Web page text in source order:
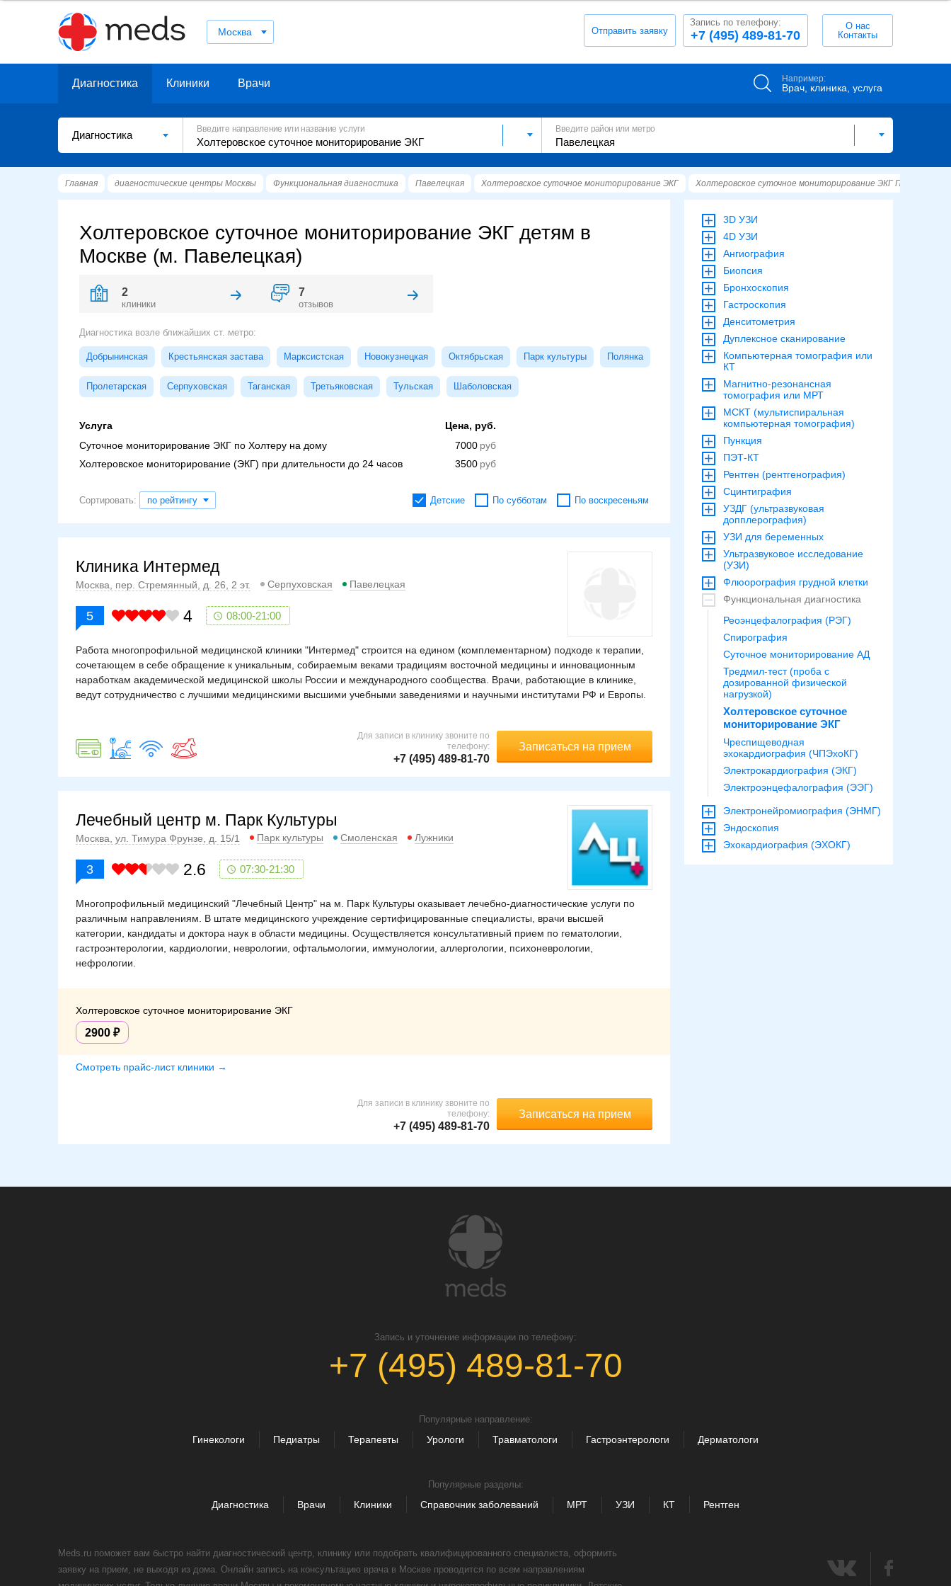
Москва Отправить заявку +7 (495) 489-81-70
Запись по телефону:
О нас
Контакты
Диагностика Клиники Врачи Например:
Врач, клиника, услуга
Диагностика
Введите направление или название услуги Введите район или метро
Главная диагностические центры Москвы Функциональная диагностика Павелецкая Холтеровское суточное мониторирование ЭКГ Холтеровское суточное мониторирование ЭКГ Павелецкая
Холтеровское суточное мониторирование ЭКГ детям в
Москве (м. Павелецкая)
2
клиники
7
отзывов
Диагностика возле ближайших ст. метро:
Добрынинская Крестьянская застава Марксистская Новокузнецкая Октябрьская Парк культуры Полянка
Пролетарская Серпуховская Таганская Третьяковская Тульская Шаболовская
Услуга
Цена, руб.
Суточное мониторирование ЭКГ по Холтеру на дому
7000
Холтеровское мониторирование (ЭКГ) при длительности до 24 часов
3500
Сортировать: по рейтингу Детские По субботам По воскресеньям
Клиника Интермед
Москва, пер. Стремянный, д. 26, 2 эт. Серпуховская Павелецкая
5 4 08:00-21:00
Работа многопрофильной медицинской клиники "Интермед" строится на едином (комплементарном) подходе к терапии,
сочетающем в себе обращение к уникальным, собираемым веками традициям восточной медицины и инновационным
наработкам академической медицинской школы России и международного сообщества. Врачи, работающие в клинике,
ведут сотрудничество с лучшими медицинскими высшими учебными заведениями и научными институтами РФ и Европы.
Записаться на прием
Для записи в клинику звоните по
телефону:
+7 (495) 489-81-70
Лечебный центр м. Парк Культуры
Москва, ул. Тимура Фрунзе, д. 15/1 Парк культуры Смоленская Лужники
3 2.6 07:30-21:30
Многопрофильный медицинский "Лечебный Центр" на м. Парк Культуры оказывает лечебно-диагностические услуги по
различным направлениям. В штате медицинского учреждение сертифицированные специалисты, врачи высшей
категории, кандидаты и доктора наук в области медицины. Осуществляется консультативный прием по гематологии,
гастроэнтерологии, кардиологии, неврологии, офтальмологии, иммунологии, аллергологии, психоневрологии,
нефрологии.
Холтеровское суточное мониторирование ЭКГ
2900
Смотреть прайс-лист клиники →
Записаться на прием
Для записи в клинику звоните по
телефону:
+7 (495) 489-81-70
3D УЗИ
4D УЗИ
Ангиография
Биопсия
Бронхоскопия
Гастроскопия
Денситометрия
Дуплексное сканирование
Компьютерная томография или
КТ
Магнитно-резонансная
томография или МРТ
МСКТ (мультиспиральная
компьютерная томография)
Пункция
ПЭТ-КТ
Рентген (рентгенография)
Сцинтиграфия
УЗДГ (ультразвуковая
допплерография)
УЗИ для беременных
Ультразвуковое исследование
(УЗИ)
Флюорография грудной клетки
Функциональная диагностика
Реоэнцефалография (РЭГ)
Спирография
Суточное мониторирование АД
Тредмил-тест (проба с
дозированной физической
нагрузкой)
Холтеровское суточное
мониторирование ЭКГ
Чреспищеводная
эхокардиография (ЧПЭхоКГ)
Электрокардиография (ЭКГ)
Электроэнцефалография (ЭЭГ)
Электронейромиография (ЭНМГ)
Эндоскопия
Эхокардиография (ЭХОКГ)
Запись и уточнение информации по телефону:
+7 (495) 489-81-70
Популярные направление:
Гинекологи Педиатры Терапевты Урологи Травматологи Гастроэнтерологи Дерматологи
Популярные разделы:
Диагностика Врачи Клиники Справочник заболеваний МРТ УЗИ КТ Рентген
Meds.ru поможет вам быстро найти диагностический центр, клинику или подобрать квалифицированного специалиста, оформить
заявку на прием, не выходя из дома. Онлайн запись на консультацию врача в Москве проводится по всем направлениям